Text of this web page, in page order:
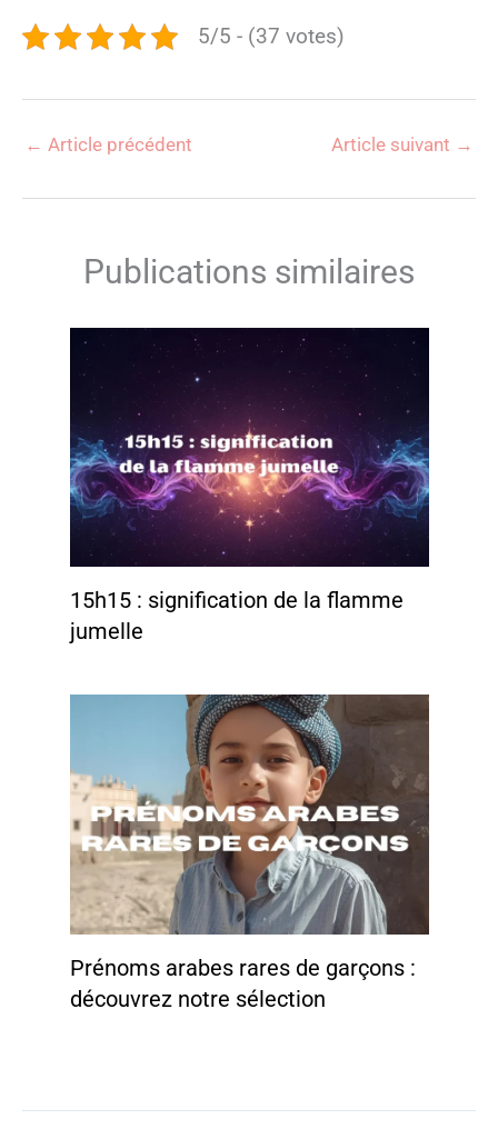
5/5 - (37 votes)
← Article précédent Article suivant →
Publications similaires
15h15 : signification de la flamme
jumelle
Prénoms arabes rares de garçons :
découvrez notre sélection